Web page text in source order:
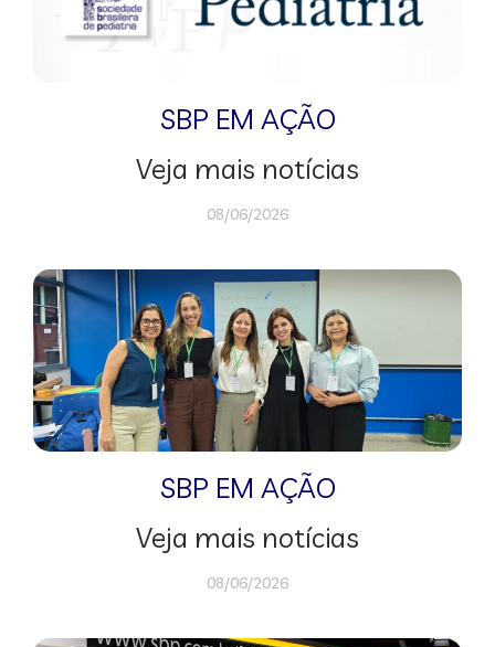
SBP EM AÇÃO
Veja mais notícias
08/06/2026
SBP EM AÇÃO
Veja mais notícias
08/06/2026